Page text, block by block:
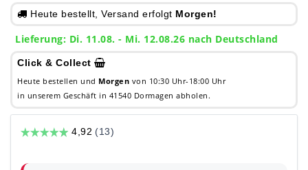
Heute bestellt, Versand erfolgt Morgen!
Lieferung: Di. 11.08. - Mi. 12.08.26 nach Deutschland
Click & Collect
Heute bestellen und Morgen von 10:30 Uhr-18:00 Uhr
in unserem Geschäft in 41540 Dormagen abholen.